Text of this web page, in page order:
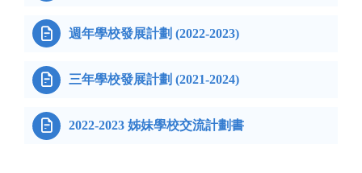
 週年學校發展計劃 (2022-2023)
 三年學校發展計劃 (2021-2024)
 2022-2023 姊妹學校交流計劃書